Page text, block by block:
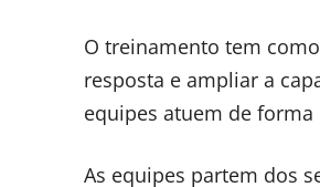
O treinamento tem
resposta e ampliar a
equipes atuem de
As equipes partem dos